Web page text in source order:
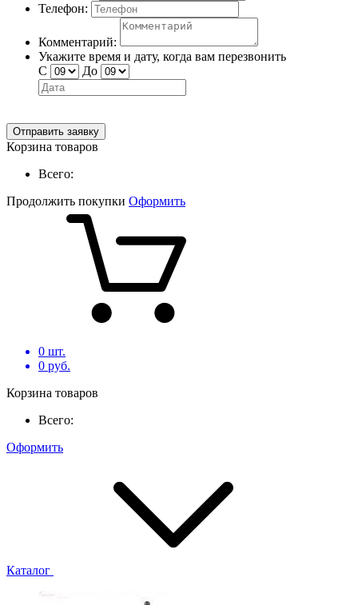
Телефон:
Комментарий:
Укажите время и дату, когда вам перезвонить
С
До
Отправить заявку
Корзина товаров
Всего:
Продолжить покупки Оформить
0 шт.
0 руб.
Корзина товаров
Всего:
Оформить
Каталог